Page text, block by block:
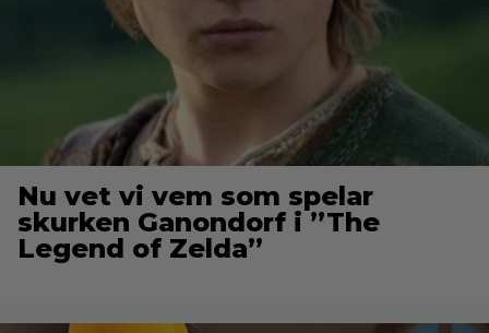
Nu vet vi vem som spelar
skurken Ganondorf i ”The
Legend of Zelda”